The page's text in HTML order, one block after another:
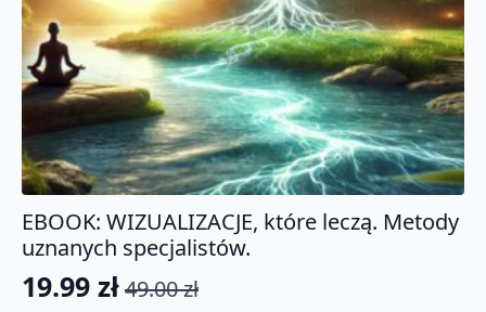
EBOOK: WIZUALIZACJE, które leczą. Metody
uznanych specjalistów.
49.00zł
Pierwotna
19.99 zł
Aktualna